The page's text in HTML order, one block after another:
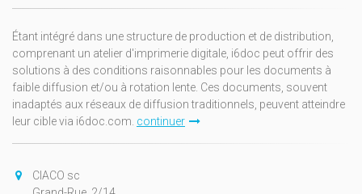
Étant intégré dans une structure de production et de distribution,
comprenant un atelier d'imprimerie digitale, i6doc peut offrir des
solutions à des conditions raisonnables pour les documents à
faible diffusion et/ou à rotation lente. Ces documents, souvent
inadaptés aux réseaux de diffusion traditionnels, peuvent atteindre
leur cible via i6doc.com. continuer
CIACO sc